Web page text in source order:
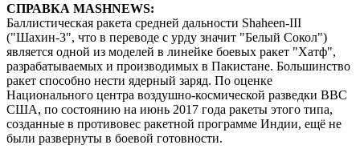
СПРАВКА MASHNEWS:
Баллистическая ракета средней дальности Shaheen-III
("Шахин-3", что в переводе с урду значит "Белый Сокол")
является одной из моделей в линейке боевых ракет "Хатф",
разрабатываемых и производимых в Пакистане. Большинство
ракет способно нести ядерный заряд. По оценке
Национального центра воздушно-космической разведки ВВС
США, по состоянию на июнь 2017 года ракеты этого типа,
созданные в противовес ракетной программе Индии, ещё не
были развернуты в боевой готовности.